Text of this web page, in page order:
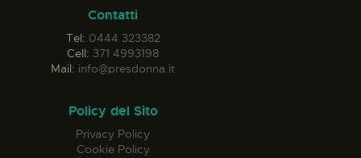
Contatti
Tel: 0444 323382
Cell: 371 4993198
Mail: info@presdonna.it
Policy del Sito
Privacy Policy
Cookie Policy